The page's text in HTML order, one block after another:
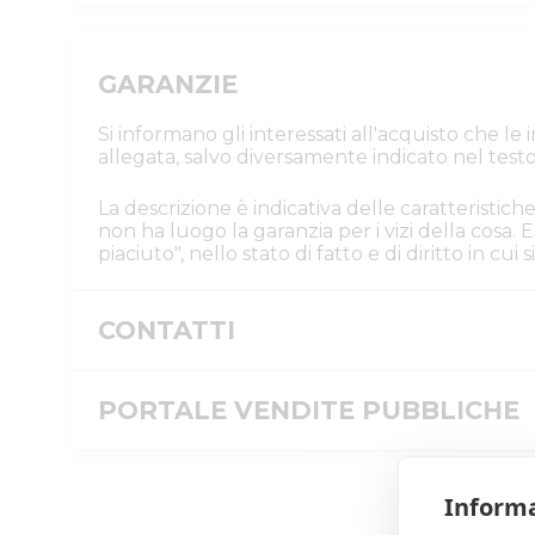
GARANZIE
Si informano gli interessati all'acquisto che
allegata, salvo diversamente indicato nel
La descrizione è indicativa delle
non ha luogo la garanzia per i vizi della
piaciuto", nello stato di fatto e di diritto in cui
CONTATTI
Numeri di telefono:0521/776662
PORTALE VENDITE PUBBLICHE